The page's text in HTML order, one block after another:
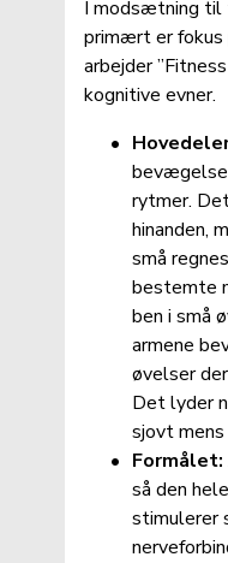
I modsætning til
primært er fokus
arbejder
kognitive evner.
bevægelse
rytmer.
hinanden,
små
bestemte
ben i små
armene
øvelser
Det lyder
sjovt mens
Formålet:
så den
stimulerer